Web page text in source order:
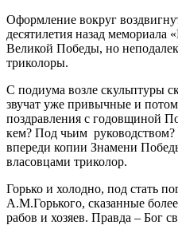
Оформление вокруг
десятилетия назад мемориала
Великой Победы, но
триколоры.
С подиума возле скульптуры
звучат уже привычные и
поздравления с годовщиной
кем? Под чьим
впереди копии Знамени
власовцами триколор.
Горько и холодно, под стать
А.М.Горького, сказанные
рабов и хозяев. Правда – Бог